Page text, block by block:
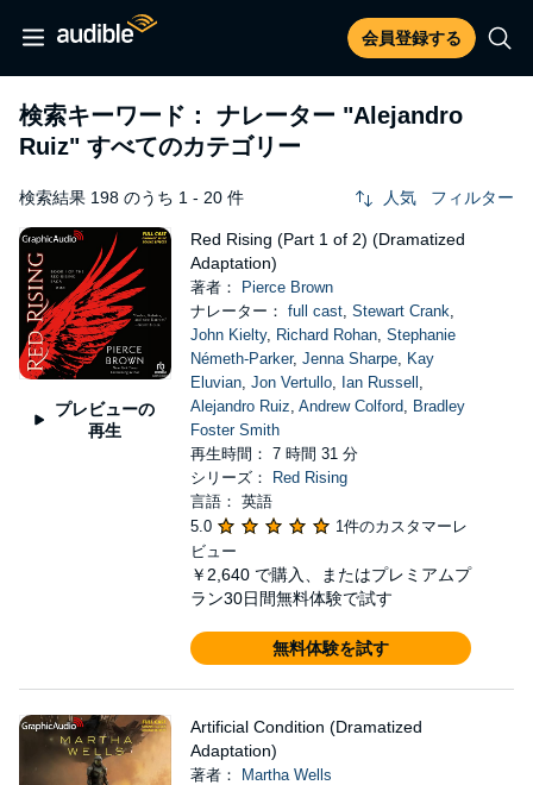
会員登録する
検索キーワード： ナレーター "Alejandro
Ruiz" すべてのカテゴリー
検索結果 198 のうち 1 - 20 件 人気 フィルター
プレビューの
再生
Red Rising (Part 1 of 2) (Dramatized
Adaptation)
著者：
Pierce Brown
ナレーター： full cast, Stewart Crank,
John Kielty, Richard Rohan, Stephanie
Németh-Parker, Jenna Sharpe, Kay
Eluvian, Jon Vertullo, Ian Russell ,
Alejandro Ruiz, Andrew Colford, Bradley
Foster Smith
再生時間： 7 時間 31 分
シリーズ：
Red Rising
言語： 英語
5.0
1件のカスタマーレ
ビュー
￥2,640 で購入、またはプレミアムプ
ラン30日間無料体験で試す
無料体験を試す
Artificial Condition (Dramatized
Adaptation)
著者：
Martha Wells